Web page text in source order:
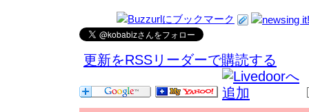
更新をRSSリーダーで購読する